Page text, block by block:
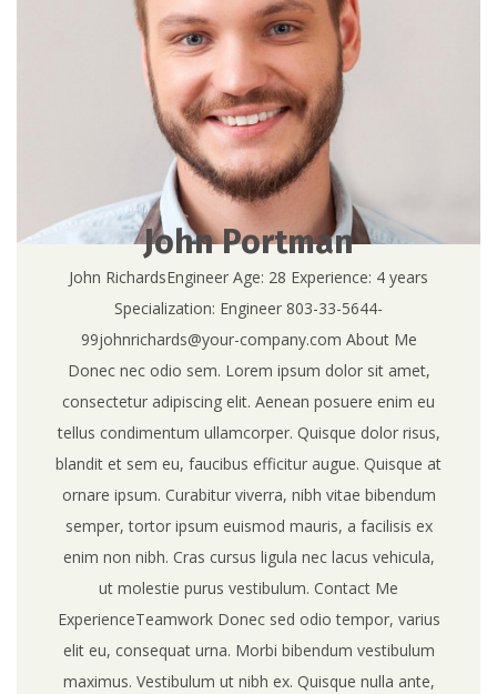
John Portman
John RichardsEngineer Age: 28 Experience: 4 years
Specialization: Engineer 803-33-5644-
99johnrichards@your-company.com About Me
Donec nec odio sem. Lorem ipsum dolor sit amet,
consectetur adipiscing elit. Aenean posuere enim eu
tellus condimentum ullamcorper. Quisque dolor risus,
blandit et sem eu, faucibus efficitur augue. Quisque at
ornare ipsum. Curabitur viverra, nibh vitae bibendum
semper, tortor ipsum euismod mauris, a facilisis ex
enim non nibh. Cras cursus ligula nec lacus vehicula,
ut molestie purus vestibulum. Contact Me
ExperienceTeamwork Donec sed odio tempor, varius
elit eu, consequat urna. Morbi bibendum vestibulum
maximus. Vestibulum ut nibh ex. Quisque nulla ante,